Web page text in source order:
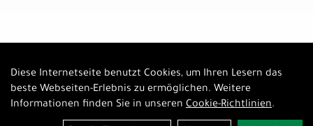
Diese Internetseite benutzt Cookies, um Ihren Lesern das
beste Webseiten-Erlebnis zu ermöglichen. Weitere
Informationen finden Sie in unseren Cookie-Richtlinien.
Auftrag widerrufen